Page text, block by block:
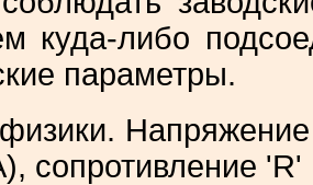
куда-либо
параметры.
сопротивление